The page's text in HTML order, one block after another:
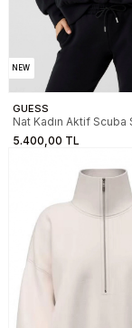
NEW
GUESS
Nat Kadın Aktif Scuba
5.400,00 TL